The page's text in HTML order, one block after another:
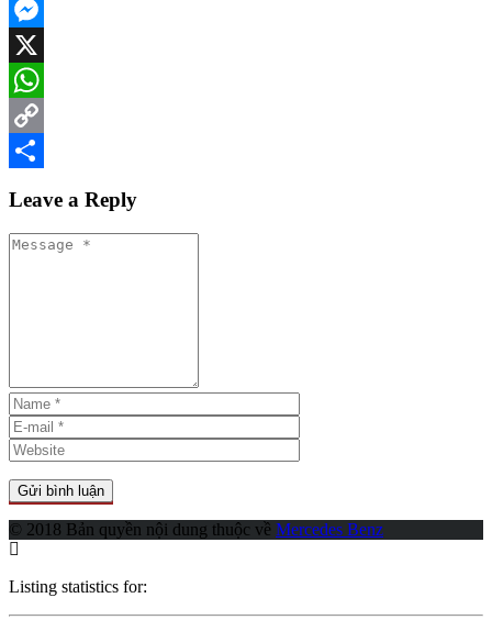
Facebook
Messenger
X
WhatsApp
Copy
Leave a Reply
© 2018 Bản quyền nội dung thuộc về Mercedes Benz
Listing statistics for: